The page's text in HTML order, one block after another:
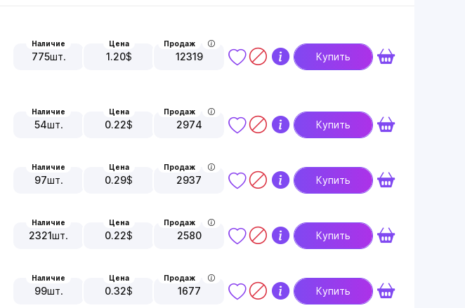
Наличие
775шт.
Цена
1.20$
Продаж
12319 Купить
Наличие
54шт.
Цена
0.22$
Продаж
2974 Купить
Наличие
97шт.
Цена
0.29$
Продаж
2937 Купить
Наличие
2321шт.
Цена
0.22$
Продаж
2580 Купить
Наличие
99шт.
Цена
0.32$
Продаж
1677 Купить